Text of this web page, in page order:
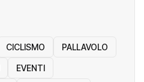
CICLISMO PALLAVOLO
EVENTI